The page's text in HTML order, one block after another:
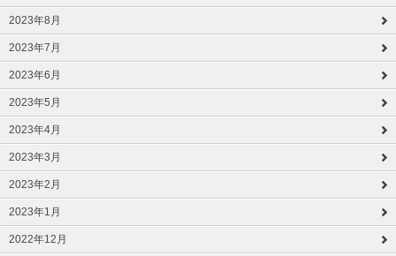
2023年8月
2023年7月
2023年6月
2023年5月
2023年4月
2023年3月
2023年2月
2023年1月
2022年12月